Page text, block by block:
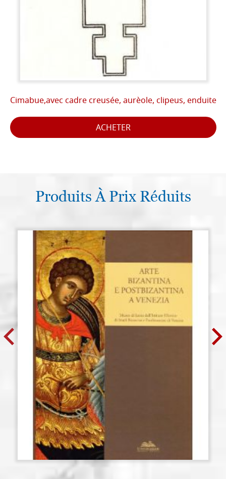
Cimabue,avec cadre creusée, aurèole, clipeus, enduite
ACHETER
Produits À Prix Réduits